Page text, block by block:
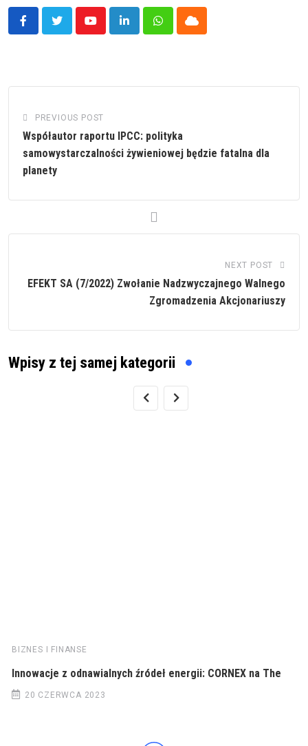
YoutubeLinkedInWhatsappCloud
PREVIOUS POST
Współautor raportu IPCC: polityka
samowystarczalności żywieniowej będzie fatalna dla
planety
NEXT POST
EFEKT SA (7/2022) Zwołanie Nadzwyczajnego Walnego
Zgromadzenia Akcjonariuszy
Wpisy z tej samej kategorii
BIZNES I FINANSE
Innowacje z odnawialnych źródeł energii: CORNEX na The
20 CZERWCA 2023